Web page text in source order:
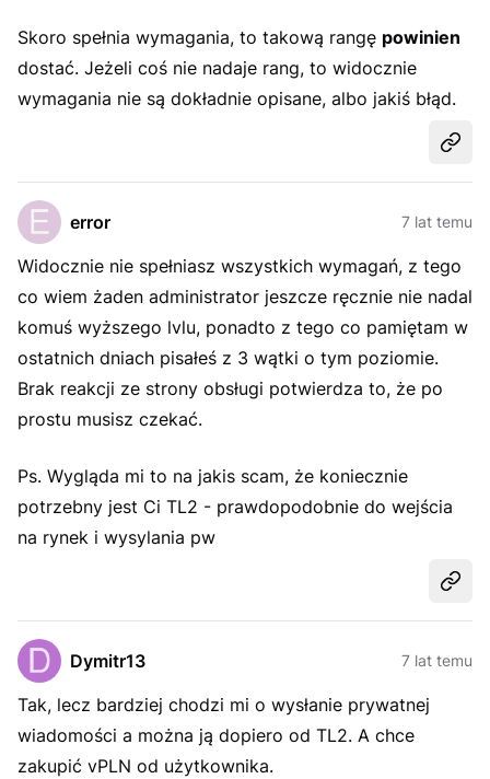
Skoro spełnia wymagania, to takową rangę powinien
dostać. Jeżeli coś nie nadaje rang, to widocznie
wymagania nie są dokładnie opisane, albo jakiś błąd.
error 7 lat temu
Widocznie nie spełniasz wszystkich wymagań, z tego
co wiem żaden administrator jeszcze ręcznie nie nadal
komuś wyższego lvlu, ponadto z tego co pamiętam w
ostatnich dniach pisałeś z 3 wątki o tym poziomie.
Brak reakcji ze strony obsługi potwierdza to, że po
prostu musisz czekać.
Ps. Wygląda mi to na jakis scam, że koniecznie
potrzebny jest Ci TL2 - prawdopodobnie do wejścia
na rynek i wysylania pw
Dymitr13 7 lat temu
Tak, lecz bardziej chodzi mi o wysłanie prywatnej
wiadomości a można ją dopiero od TL2. A chce
zakupić vPLN od użytkownika.